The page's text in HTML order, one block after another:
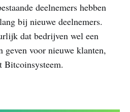
deelnemers hebben
bij nieuwe deelnemers.
dat bedrijven wel een
geven voor nieuwe klanten,
Bitcoinsysteem.